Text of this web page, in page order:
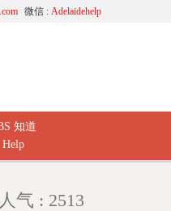
微信 : Adelaidehelp
知道
Help
气 : 2513